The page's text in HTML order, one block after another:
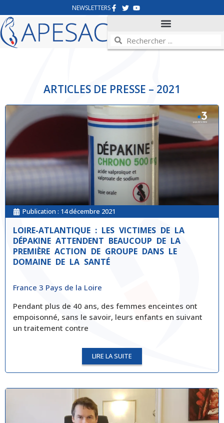
NEWSLETTERS
ARTICLES DE PRESSE – 2021
Publication : 14 décembre 2021
LOIRE-ATLANTIQUE : LES VICTIMES DE LA
DÉPAKINE ATTENDENT BEAUCOUP DE LA
PREMIÈRE ACTION DE GROUPE DANS LE
DOMAINE DE LA SANTÉ
France 3 Pays de la Loire
Pendant plus de 40 ans, des femmes enceintes ont
empoisonné, sans le savoir, leurs enfants en suivant
un traitement contre
LIRE LA SUITE